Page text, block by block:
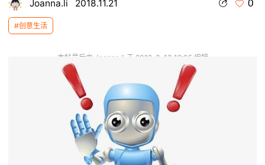
Joanna.li 2018.11.21 0
#创意生活
本帖最后由 Joanna.li 于 2019-3-13 19:05 编辑